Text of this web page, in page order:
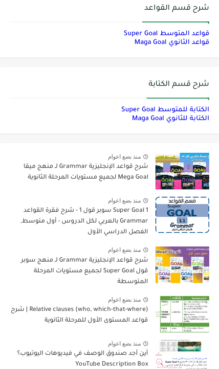
شرح قسم القواعد
قواعد المتوسط Super Goal
قواعد الثانوي Maga Goal
شرح قسم الكتابة
الكتابة للمتوسط Super Goal
الكتابة للثانوي Maga Goal
منذ بضع اعوام
شرح قواعد الإنجليزية Grammar لـ منهج ميقا
Mega Goal لجميع مستويات المرحلة الثانوية
منذ بضع اعوام
Super Goal 1 سوبر قول 1 - شرح فقرة القواعد
Grammar بالعربي لكل الدروس - أول متوسط,
الفصل الدراسي الأول
منذ بضع اعوام
شرح قواعد الإنجليزية Grammar لـ منهج سوبر
قول Super Goal لجميع مستويات المرحلة
المتوسطة
منذ بضع اعوام
Relative clauses (who, which-that-where) | شرح
قواعد المستوى الأول للمرحلة الثانوية
منذ بضع اعوام
أين أجد صندوق الوصف في فيديوهات اليوتيوب؟
YouTube Description Box